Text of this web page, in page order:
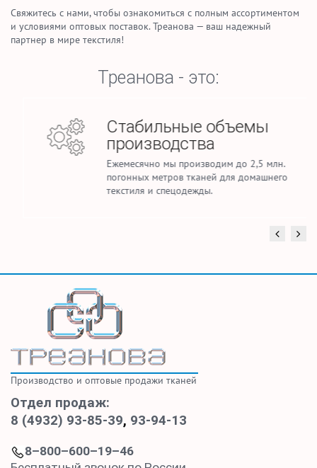
Свяжитесь с нами, чтобы ознакомиться с полным ассортиментом
и условиями оптовых поставок. Треанова — ваш надежный
партнер в мире текстиля!
Треанова - это:
Стабильные объемы
производства
Ежемесячно мы производим до 2,5 млн.
погонных метров тканей для домашнего
текстиля и спецодежды.
Производство и оптовые продажи тканей
Отдел продаж:
8 (4932) 93-85-39, 93-94-13
8–800–600–19–46